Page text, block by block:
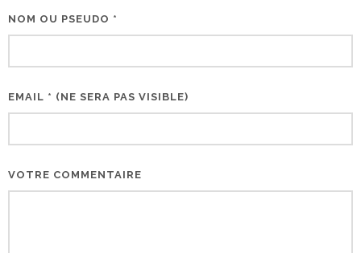
NOM OU PSEUDO *
EMAIL * (NE SERA PAS VISIBLE)
VOTRE COMMENTAIRE